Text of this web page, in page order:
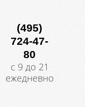
(495)
724-47-
80
с 9 до 21
ежедневно